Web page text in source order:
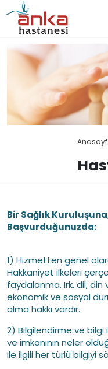
Bir Sağlık
Başvurduğunuzda:
1) Hizmetten genel
Hakkaniyet ilkeleri
faydalanma. Irk, dil,
ekonomik ve sosyal
alma hakkı vardır.
2) Bilgilendirme ve bilgi
ve imkanının neler
ile ilgili her türlü bilgiyi